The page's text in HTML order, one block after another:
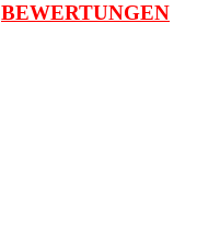
BEWERTUNGEN